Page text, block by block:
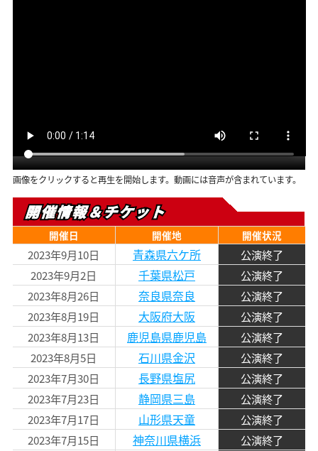
画像をクリックすると再生を開始します。動画には音声が含まれています。
開催情報＆チケット
開催日 開催地 開催状況
2023年9月10日 青森県六ケ所
公演終了
2023年9月2日
千葉県松戸
公演終了
2023年8月26日
奈良県奈良
公演終了
2023年8月19日
大阪府大阪
公演終了
2023年8月13日
鹿児島県鹿児島
公演終了
2023年8月5日
石川県金沢
公演終了
2023年7月30日
長野県塩尻
公演終了
2023年7月23日
静岡県三島
公演終了
2023年7月17日
山形県天童
公演終了
2023年7月15日
神奈川県横浜
公演終了